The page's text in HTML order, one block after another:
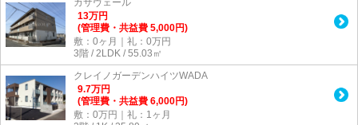
13万円
(管理費・共益費 5,000円)
敷：0ヶ月｜礼：0万円
3階 / 2LDK / 55.03㎡
クレイノガーデンハイツWADA
9.7万円
(管理費・共益費 6,000円)
敷：0万円｜礼：1ヶ月